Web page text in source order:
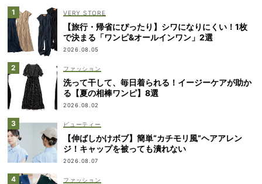
VERY STORE
【旅行・帰省にぴったり】シワになりにくい！1枚
で決まる「ワンピ&オールインワン」2選
2026.08.05
ファッション
洗って干して、毎日着られる！イージーケアが助か
る【夏の相棒ワンピ】8選
2026.08.02
ビューティー
【伸ばしかけボブ】簡単“カチモリ風”ヘアアレン
ジ！キャップを被っても潰れない
2026.08.07
ファッション